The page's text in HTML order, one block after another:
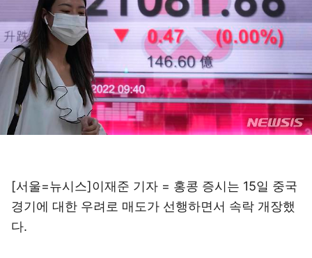
[서울=뉴시스]이재준 기자 = 홍콩 증시는 15일 중국
경기에 대한 우려로 매도가 선행하면서 속락 개장했
다.